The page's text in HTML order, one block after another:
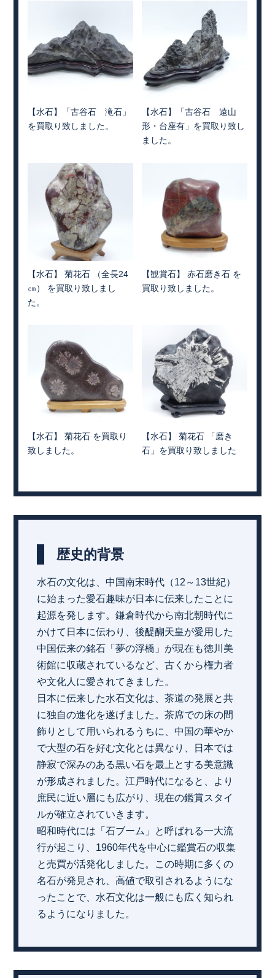
【水石】「古谷石 滝石」
を買取り致しました。
【水石】「古谷石 遠山
形・台座有」を買取り致し
ました。
【水石】 菊花石 （全長24
㎝） を買取り致しまし
た。
【観賞石】 赤石磨き石 を
買取り致しました。
【水石】 菊花石 を買取り
致しました。
【水石】 菊花石 「磨き
石」を買取り致しました
歴史的背景
水石の文化は、中国南宋時代（12～13世紀）
に始まった愛石趣味が日本に伝来したことに
起源を発します。鎌倉時代から南北朝時代に
かけて日本に伝わり、後醍醐天皇が愛用した
中国伝来の銘石「夢の浮橋」が現在も徳川美
術館に収蔵されているなど、古くから権力者
や文化人に愛されてきました。
日本に伝来した水石文化は、茶道の発展と共
に独自の進化を遂げました。茶席での床の間
飾りとして用いられるうちに、中国の華やか
で大型の石を好む文化とは異なり、日本では
静寂で深みのある黒い石を最上とする美意識
が形成されました。江戸時代になると、より
庶民に近い層にも広がり、現在の鑑賞スタイ
ルが確立されていきます。
昭和時代には「石ブーム」と呼ばれる一大流
行が起こり、1960年代を中心に鑑賞石の収集
と売買が活発化しました。この時期に多くの
名石が発見され、高値で取引されるようにな
ったことで、水石文化は一般にも広く知られ
るようになりました。